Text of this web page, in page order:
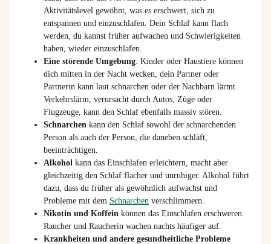
Aktivitätslevel gewöhnt, was es erschwert, sich zu
entspannen und einzuschlafen. Dein Schlaf kann flach
werden, du kannst früher aufwachen und Schwierigkeiten
haben, wieder einzuschlafen.
Eine störende Umgebung . Kinder oder Haustiere können
dich mitten in der Nacht wecken, dein Partner oder
Partnerin kann laut schnarchen oder der Nachbarn lärmt.
Verkehrslärm, verursacht durch Autos, Züge oder
Flugzeuge, kann den Schlaf ebenfalls massiv stören.
Schnarchen kann den Schlaf sowohl der schnarchenden
Person als auch der Person, die daneben schläft,
beeinträchtigen.
Alkohol kann das Einschlafen erleichtern, macht aber
gleichzeitig den Schlaf flacher und unruhiger. Alkohol führt
dazu, dass du früher als gewöhnlich aufwachst und
Probleme mit dem Schnarchen verschlimmern.
Nikotin und Koffein können das Einschlafen erschweren.
Raucher und Raucherin wachen nachts häufiger auf.
Krankheiten und andere gesundheitliche Probleme